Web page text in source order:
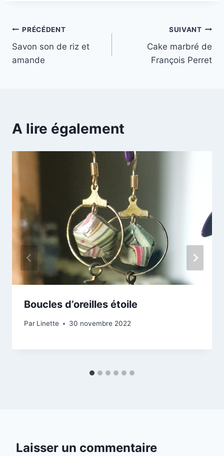
Navigation
de
PRÉCÉDENT
Savon son de riz et
amande
SUIVANT
Cake marbré de
François Perret
A lire également
Boucles d’oreilles étoile
Par Linette 30 novembre 2022
Laisser un commentaire